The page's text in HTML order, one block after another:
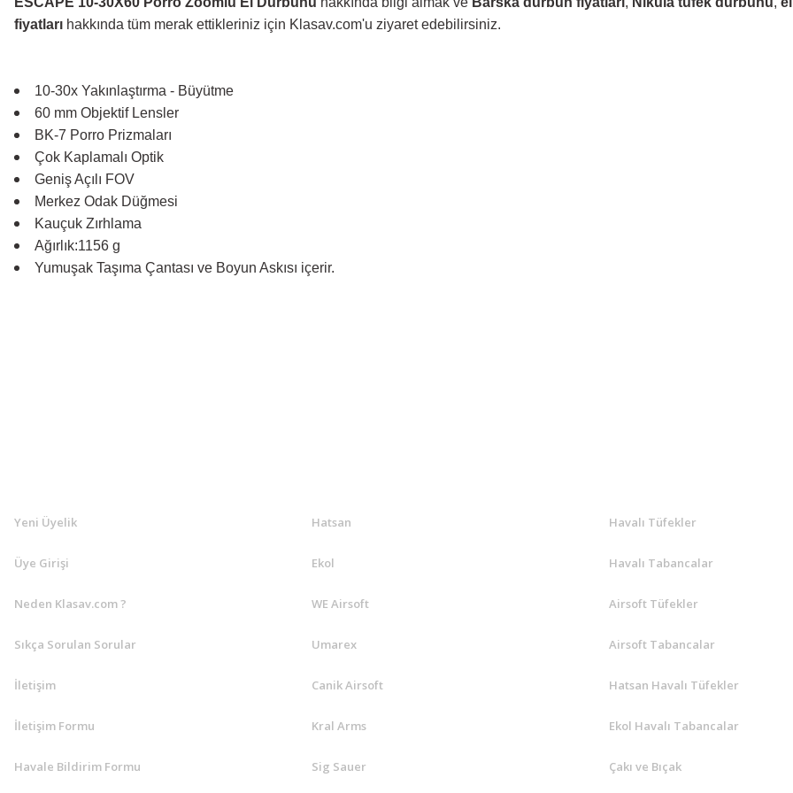
fiyatları hakkında tüm merak ettikleriniz için Klasav.com'u ziyaret edebilirsiniz.
10-30x Yakınlaştırma - Büyütme
60 mm Objektif Lensler
BK-7 Porro Prizmaları
Çok Kaplamalı Optik
Geniş Açılı FOV
Merkez Odak Düğmesi
Kauçuk Zırhlama
Ağırlık:1156 g
Yumuşak Taşıma Çantası ve Boyun Askısı içerir.
Yeni Üyelik
Üye Girişi
Neden Klasav.com ?
Sıkça Sorulan Sorular
İletişim
İletişim Formu
Havale Bildirim Formu
Hatsan
Ekol
WE Airsoft
Umarex
Canik Airsoft
Kral Arms
Sig Sauer
Havalı Tüfekler
Havalı Tabancalar
Airsoft Tüfekler
Airsoft Tabancalar
Hatsan Havalı Tüfekler
Ekol Havalı Tabancalar
Çakı ve Bıçak